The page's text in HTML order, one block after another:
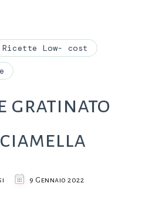
Ricette Low- cost
gratinato
9 Gennaio 2022